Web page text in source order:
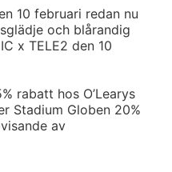
10 februari redan nu
och blårandig
x TELE2 den 10
rabatt hos O’Learys
Stadium Globen 20%
av